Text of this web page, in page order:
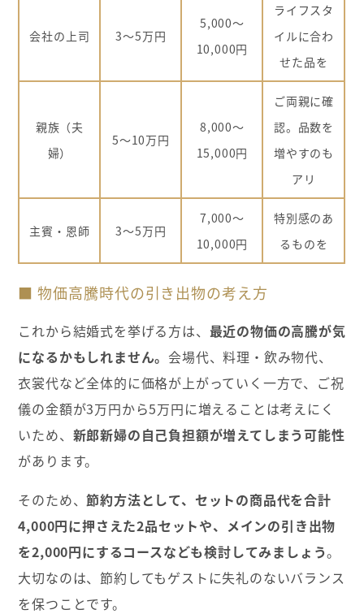
会社の上司 3〜5万円
5,000〜
10,000円
ライフスタ
イルに合わ
せた品を
親族（夫
婦）
5〜10万円
8,000〜
15,000円
ご両親に確
認。品数を
増やすのも
アリ
主賓・恩師 3〜5万円
7,000〜
10,000円
特別感のあ
るものを
■ 物価高騰時代の引き出物の考え方
これから結婚式を挙げる方は、 最近の物価の高騰が気
になるかもしれません。 会場代、料理・飲み物代、
衣裳代など全体的に価格が上がっていく一方で、ご祝
儀の金額が3万円から5万円に増えることは考えにく
いため、 新郎新婦の自己負担額が増えてしまう可能性
があります。
そのため、節約方法として、セットの商品代を合計
4,000円に押さえた2品セットや、メインの引き出物
を2,000円にするコースなども検討してみましょう。
大切なのは、節約してもゲストに失礼のないバランス
を保つことです。